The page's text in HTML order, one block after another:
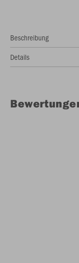
Beschreibung
Details